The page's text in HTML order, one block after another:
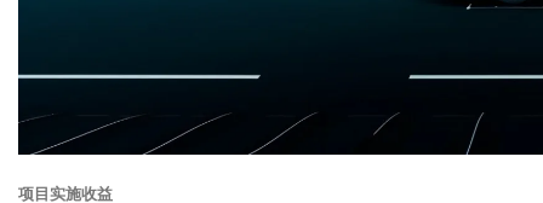
项目实施收益